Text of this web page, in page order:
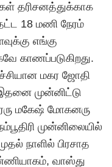
தரிசனத்துக்காக
18 மணி நேரம்
எங்கு
காணப்படுகிறது.
மகர ஜோதி
முன்னிட்டு
மகேஷ் மோகனரு
முன்னிலையில்
நாளில் பிரசாத
வாஸ்து